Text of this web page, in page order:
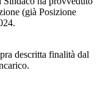
(già Posizione
descritta finalità dal